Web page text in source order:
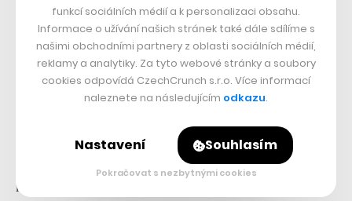
není jediným kritériem. Ovšem zároveň se na trhu dějí
věci, které i mně, a to jsem v byznysu už fakt dlouho,
docela překvapují.
Retenční aktivity některých našich velkých konkurentů,
kteří zákazníkům nabízí bonusy. Pochopil bych, že dáte
novému zákazníkovi slevovou poukázku do
funkcí sociálních médií a k personalizaci obsahu.
Informace o užívání našich stránek také dále sdílíme s
našimi obchodními partnery z oblasti sociálních médií,
reklamy a analytiky. Za tyto webové stránky a soubory
cookies odpovídá CzechCrunch s.r.o. Více informací
naleznete na následujícím odkazu.
Nastavení Souhlasím
Pokračovat s nezbytnými cookies